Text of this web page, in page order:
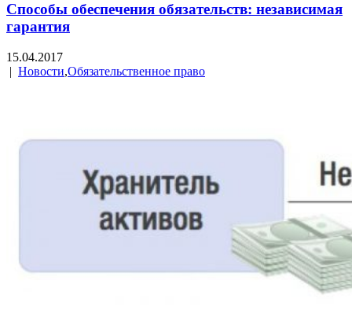
Способы обеспечения обязательств: независимая
гарантия
15.04.2017
| Новости,Обязательственное право